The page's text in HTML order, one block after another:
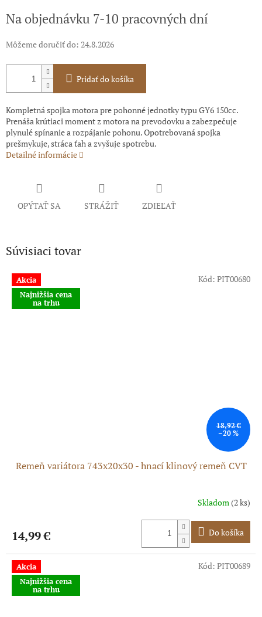
cena:
Na objednávku 7-10 pracovných dní
Môžeme doručiť do: 24.8.2026
Pridať do košíka
Kompletná spojka motora pre pohonné jednotky typu GY6 150cc.
Prenáša krútiaci moment z motora na prevodovku a zabezpečuje
plynulé spínanie a rozpájanie pohonu. Opotrebovaná spojka
prešmykuje, stráca ťah a zvyšuje spotrebu.
Detailné informácie
OPÝTAŤ SA STRÁŽIŤ ZDIEĽAŤ
Súvisiaci tovar
Akcia
Najnižšia cena
na trhu
18,92 €
–20 %
Remeň variátora 743x20x30 - hnací klinový remeň CVT
Skladom(2 ks)
14,99 € Do košíka
Kód: PIT00680
Akcia
Najnižšia cena
na trhu
Kód: PIT00689